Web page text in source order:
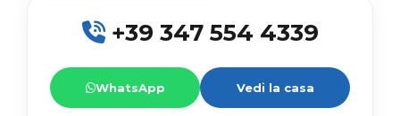
+39 347 554 4339
WhatsApp Vedi la casa